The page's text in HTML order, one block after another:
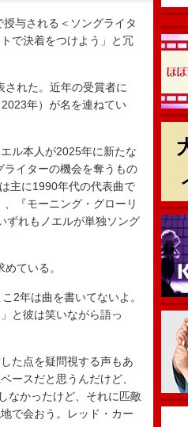
与される＜ソングライタ
で決着をつけよう」と冗
れた。近年の受賞者に
年）が名を連ねてい
ル本人が2025年に新たな
ライターの機会を奪うもの
主に1990年代の代表曲で
『モーニング・グローリ
ずれもノエルが単独ソング
ている。
2年は曲を書いてないよ。
と彼は笑いながら語っ
た点を疑問視する声もあ
ースだと思うんだけど、
なかったけど、それに匹敵
で会おう。レッド・カー